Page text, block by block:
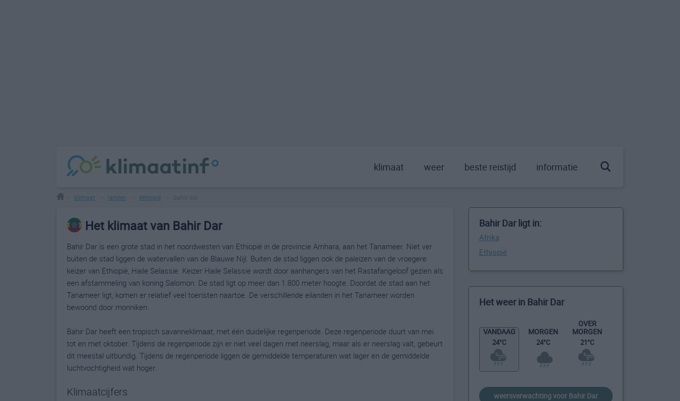
klimaat weer beste reistijd informatie
klimaat landen ethiopië
Het klimaat van Bahir Dar
Bahir Dar is een grote stad in het noordwesten van Ethiopië in de provincie Amhara, aan het Tanameer. Niet ver
buiten de stad liggen de watervallen van de Blauwe Nijl. Buiten de stad liggen ook de paleizen van de vroegere
keizer van Ethiopië, Haile Selassie. Keizer Haile Selassie wordt door aanhangers van het Rastafarigeloof gezien als
een afstammeling van koning Salomon. De stad ligt op meer dan 1.800 meter hoogte. Doordat de stad aan het
Tanameer ligt, komen er relatief veel toeristen naartoe. De verschillende eilanden in het Tanameer worden
bewoond door monniken.
Bahir Dar heeft een tropisch savanneklimaat, met één duidelijke regenperiode. Deze regenperiode duurt van mei
tot en met oktober. Tijdens de regenperiode zijn er niet veel dagen met neerslag, maar als er neerslag valt, gebeurt
dit meestal uitbundig. Tijdens de regenperiode liggen de gemiddelde temperaturen wat lager en de gemiddelde
luchtvochtigheid wat hoger.
Klimaatcijfers
Bahir Dar ligt in:
Afrika
Ethiopië
Het weer in Bahir Dar
VANDAAG
24°C
MORGEN
24°C
OVER
MORGEN
21°C
weersverwachting voor Bahir Dar